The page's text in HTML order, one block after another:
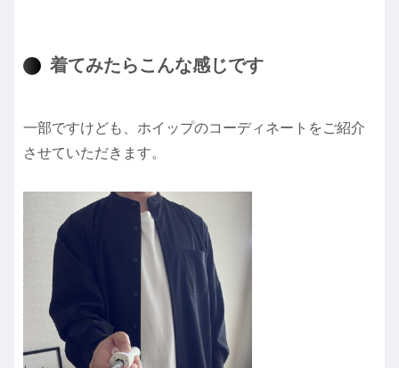
着てみたらこんな感じです
一部ですけども、ホイップのコーディネートをご紹介
させていただきます。